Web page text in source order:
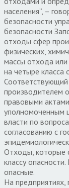
населения”, –
безопасности
безопасности
отходы сфер
физических,
массы отхода или
на четыре класса
производителем
правовыми
уполномоченным
власти по
согласованию с
Отходы, которые
классу
опасные.
На